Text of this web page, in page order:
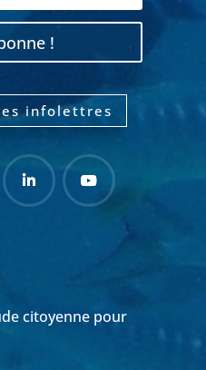
!
infolettres
citoyenne pour